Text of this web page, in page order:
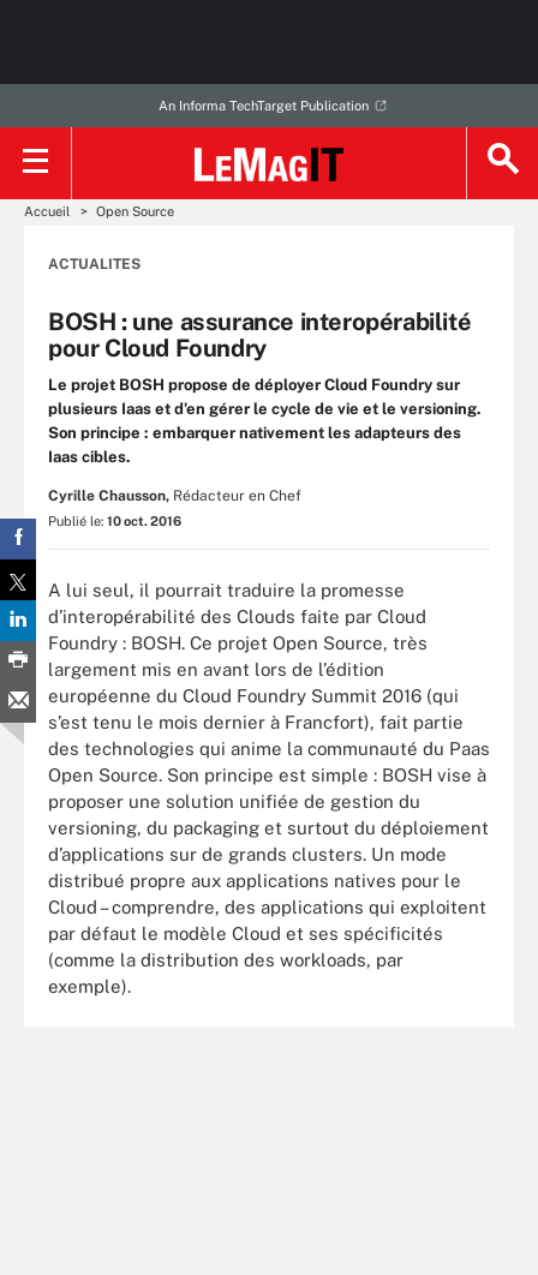
An Informa TechTarget Publication
Accueil Open Source
ACTUALITES
BOSH : une assurance interopérabilité
pour Cloud Foundry
Le projet BOSH propose de déployer Cloud Foundry sur
plusieurs Iaas et d’en gérer le cycle de vie et le versioning.
Son principe : embarquer nativement les adapteurs des
Iaas cibles.
Cyrille Chausson, Rédacteur en Chef
Publié le: 10 oct. 2016
A lui seul, il pourrait traduire la promesse
d’interopérabilité des Clouds faite par Cloud
Foundry : BOSH. Ce projet Open Source, très
largement mis en avant lors de l’édition
européenne du Cloud Foundry Summit 2016 (qui
s’est tenu le mois dernier à Francfort), fait partie
des technologies qui anime la communauté du Paas
Open Source. Son principe est simple : BOSH vise à
proposer une solution unifiée de gestion du
versioning, du packaging et surtout du déploiement
d’applications sur de grands clusters. Un mode
distribué propre aux applications natives pour le
Cloud – comprendre, des applications qui exploitent
par défaut le modèle Cloud et ses spécificités
(comme la distribution des workloads, par
exemple).